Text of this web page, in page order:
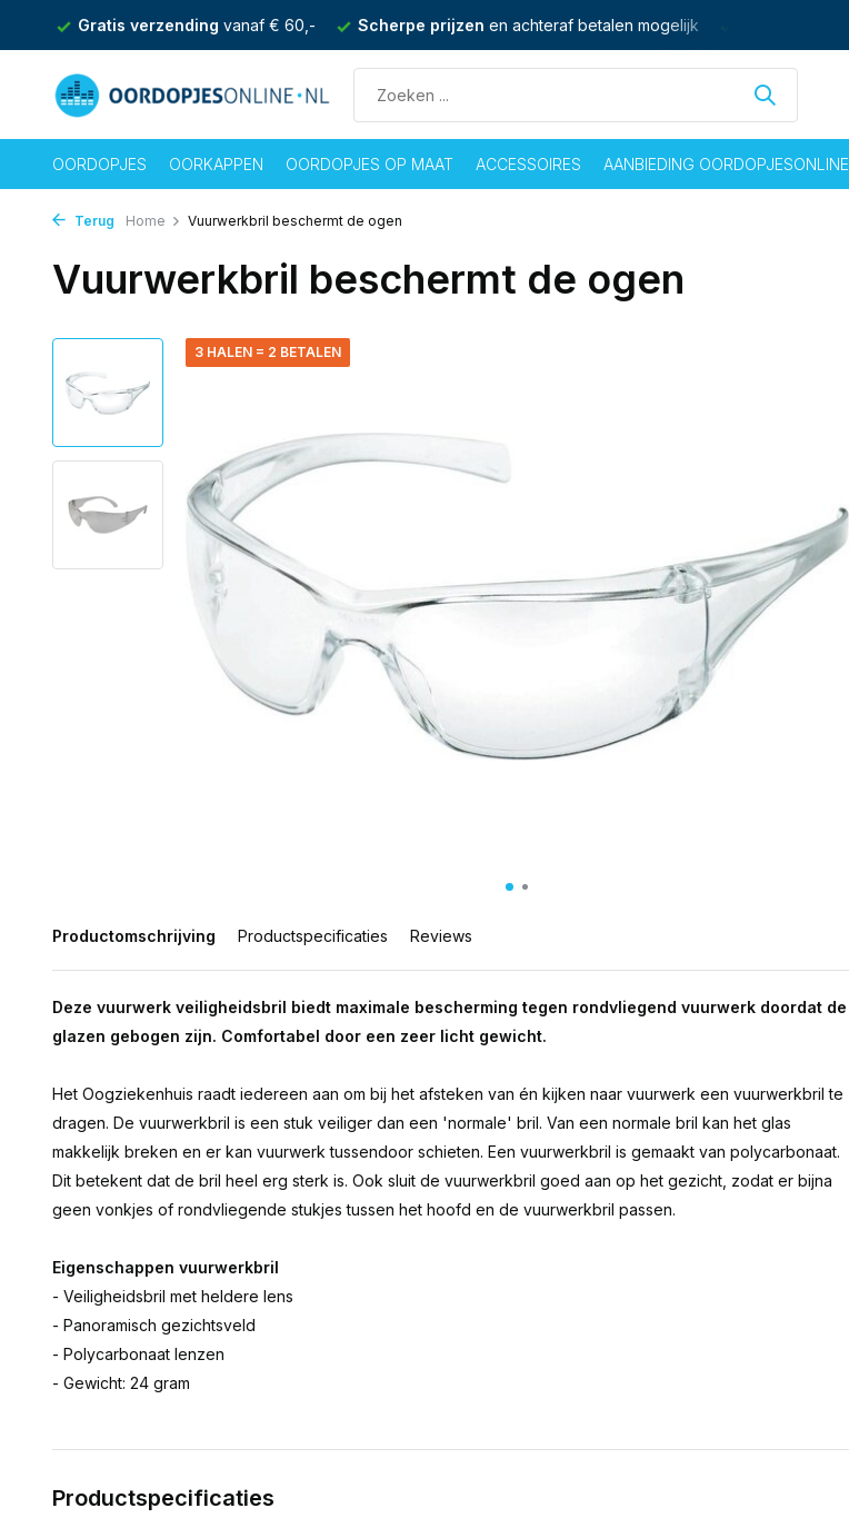
Gratis verzending vanaf € 60,- Scherpe prijzen en achteraf betalen mogelijk
OORDOPJES OORKAPPEN OORDOPJES OP MAAT ACCESSOIRES AANBIEDING OORDOPJESONLINE
Terug Home Vuurwerkbril beschermt de ogen
Vuurwerkbril beschermt de ogen
3 HALEN = 2 BETALEN
Productomschrijving Productspecificaties Reviews
Deze vuurwerk veiligheidsbril biedt maximale bescherming tegen rondvliegend vuurwerk doordat de
glazen gebogen zijn. Comfortabel door een zeer licht gewicht.
Het Oogziekenhuis raadt iedereen aan om bij het afsteken van én kijken naar vuurwerk een vuurwerkbril te
dragen. De vuurwerkbril is een stuk veiliger dan een 'normale' bril. Van een normale bril kan het glas
makkelijk breken en er kan vuurwerk tussendoor schieten. Een vuurwerkbril is gemaakt van polycarbonaat.
Dit betekent dat de bril heel erg sterk is. Ook sluit de vuurwerkbril goed aan op het gezicht, zodat er bijna
geen vonkjes of rondvliegende stukjes tussen het hoofd en de vuurwerkbril passen.
Eigenschappen vuurwerkbril
- Veiligheidsbril met heldere lens
- Panoramisch gezichtsveld
- Polycarbonaat lenzen
- Gewicht: 24 gram
Productspecificaties